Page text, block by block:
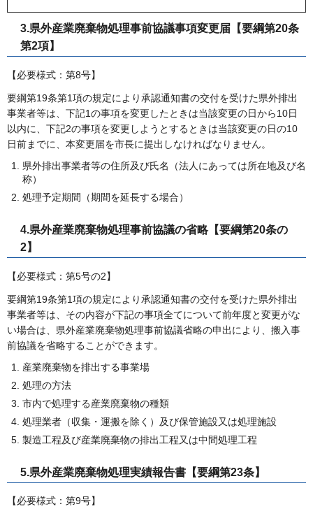
3.県外産業廃棄物処理事前協議事項変更届【要綱第20条
第2項】
【必要様式：第8号】
要綱第19条第1項の規定により承認通知書の交付を受けた県外排出
事業者等は、下記1の事項を変更したときは当該変更の日から10日
以内に、下記2の事項を変更しようとするときは当該変更の日の10
日前までに、本変更届を市長に提出しなければなりません。
県外排出事業者等の住所及び氏名（法人にあっては所在地及び名
称）
処理予定期間（期間を延長する場合）
4.県外産業廃棄物処理事前協議の省略【要綱第20条の
2】
【必要様式：第5号の2】
要綱第19条第1項の規定により承認通知書の交付を受けた県外排出
事業者等は、その内容が下記の事項全てについて前年度と変更がな
い場合は、県外産業廃棄物処理事前協議省略の申出により、搬入事
前協議を省略することができます。
産業廃棄物を排出する事業場
処理の方法
市内で処理する産業廃棄物の種類
処理業者（収集・運搬を除く）及び保管施設又は処理施設
製造工程及び産業廃棄物の排出工程又は中間処理工程
5.県外産業廃棄物処理実績報告書【要綱第23条】
【必要様式：第9号】